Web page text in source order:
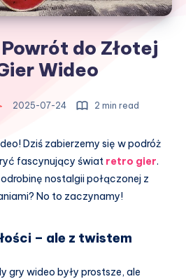
do Złotej
Wideo
2025-07-24 2 min read
Dziś zabierzemy się w podróż
fascynujący świat retro gier.
nostalgii połączonej z
No to zaczynamy!
– ale z twistem
gry wideo były prostsze, ale